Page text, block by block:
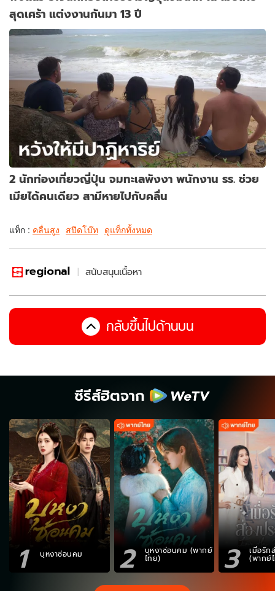
สุดเศร้า แต่งงานกันมา 13 ปี
2 นักท่องเที่ยวญี่ปุ่น จมทะเลพังงา พนักงาน รร. ช่วย
เมียได้คนเดียว สามีหายไปกับคลื่น
แท็ก : คลื่นสูง สปีดโบ๊ท ดูแท็กทั้งหมด
สนับสนุนเนื้อหา
กลับขึ้นไปด้านบน
ซีรีส์ฮิตจาก
1 บุหงาซ่อนคม 2 บุหงาซ่อนคม (พากย์
ไทย) 3 เมื่อรัก
(พากย์